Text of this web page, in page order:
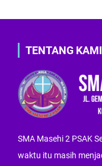
TENTANG KAMI
SMA Masehi 2 PSAK
waktu itu masih